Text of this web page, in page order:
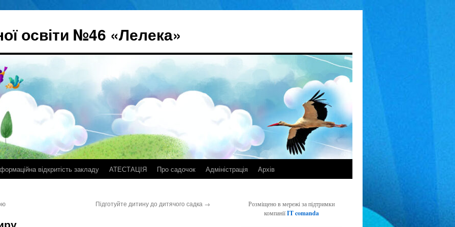
освіти №46 «Лелека»
відкритість закладу АТЕСТАЦІЯ Про садочок Адміністрація Архів
Підготуйте дитину до дитячого садка →
Розміщено в мережі за підтримки
компаніїIT comanda